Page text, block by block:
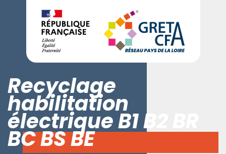
Recyclage
habilitation
électrique B1 B2 BR
BC BS BE